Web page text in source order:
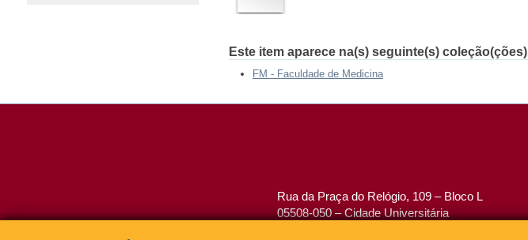
Este item aparece na(s) seguinte(s) coleção(ções)
FM - Faculdade de Medicina
Rua da Praça do Relógio, 109 – Bloco L
05508-050 – Cidade Universitária